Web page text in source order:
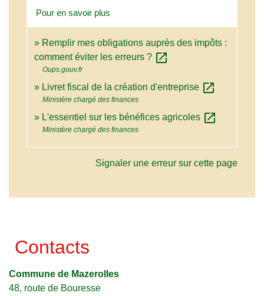
Pour en savoir plus
Remplir mes obligations auprès des impôts :
comment éviter les erreurs ? open_in_new
Oups.gouv.fr
Livret fiscal de la création d'entreprise open_in_new
Ministère chargé des finances
L'essentiel sur les bénéfices agricoles open_in_new
Ministère chargé des finances
Signaler une erreur sur cette page
Contacts
Commune de Mazerolles
48, route de Bouresse